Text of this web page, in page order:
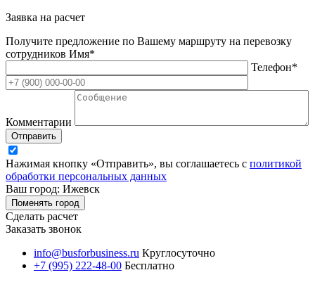
Заявка на расчет
Получите предложение по Вашему маршруту на перевозку
сотрудников Имя*
Телефон*
Комментарии
Отправить
Нажимая кнопку «Отправить», вы соглашаетесь с политикой
обработки персональных данных
Ваш город: Ижевск
Поменять город
Сделать расчет
Заказать звонок
info@busforbusiness.ru Круглосуточно
+7 (995) 222-48-00 Бесплатно